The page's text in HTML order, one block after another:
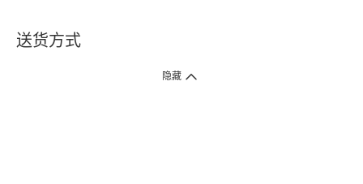
送货方式
1. 送货到府（受卫生署条例规管产品除外 ）
隐藏